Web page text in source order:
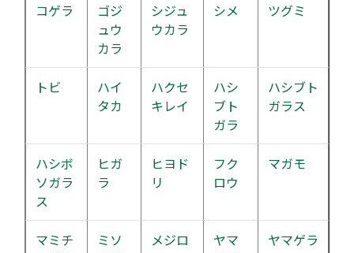
コゲラ
ゴジ
ュウ
カラ
シジュ
ウカラ
シメ ツグミ
トビ
ハイ
タカ
ハクセ
キレイ
ハシ
ブト
ガラ
ハシブト
ガラス
ハシボ
ソガラ
ス
ヒガ
ラ
ヒヨド
リ
フク
ロウ
マガモ
マミチ
ミソ
メジロ
ヤマ
ヤマゲラ